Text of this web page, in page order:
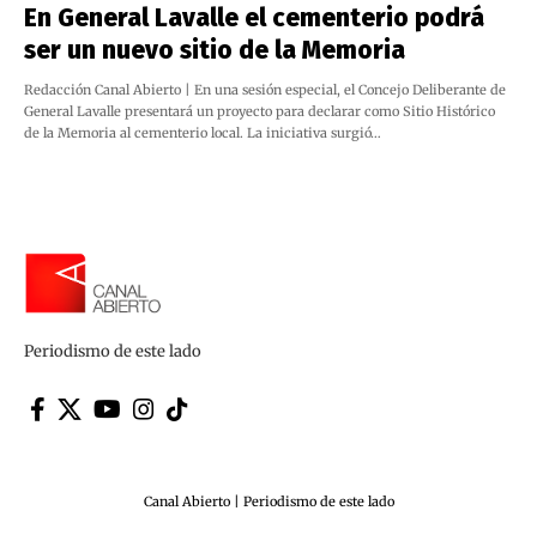
En General Lavalle el cementerio podrá
ser un nuevo sitio de la Memoria
Redacción Canal Abierto | En una sesión especial, el Concejo Deliberante de
General Lavalle presentará un proyecto para declarar como Sitio Histórico
de la Memoria al cementerio local. La iniciativa surgió…
Periodismo de este lado
Canal Abierto | Periodismo de este lado